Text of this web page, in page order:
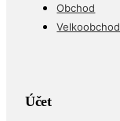
Obchod
Velkoobchod
Účet